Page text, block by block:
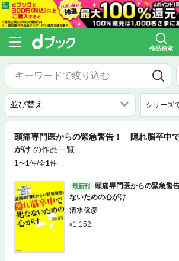
作品検索
シリーズ
頭痛専門医からの緊急警告！ 隠れ脳卒中
がけ の作品一覧
1〜1件/全1件
最新刊
頭痛専門医からの緊急警
ないための心がけ
清水俊彦
1,152